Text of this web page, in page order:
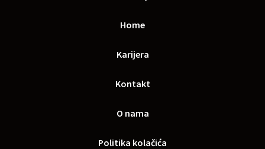
Home
Karijera
Kontakt
O nama
Politika kolačića